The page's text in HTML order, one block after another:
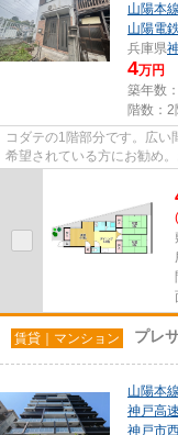
山陽本線
山陽電
兵庫県
4万円
築年数
階数：2
コダテの1階部分です。広
希望されている方にお勧め
賃貸｜マンション プレ
山陽本線
神戸高
神戸市